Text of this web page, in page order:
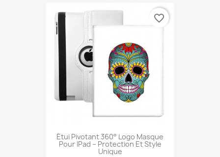
Étui Pivotant 360° Logo Masque
Pour IPad – Protection Et Style
Unique
favorite_border